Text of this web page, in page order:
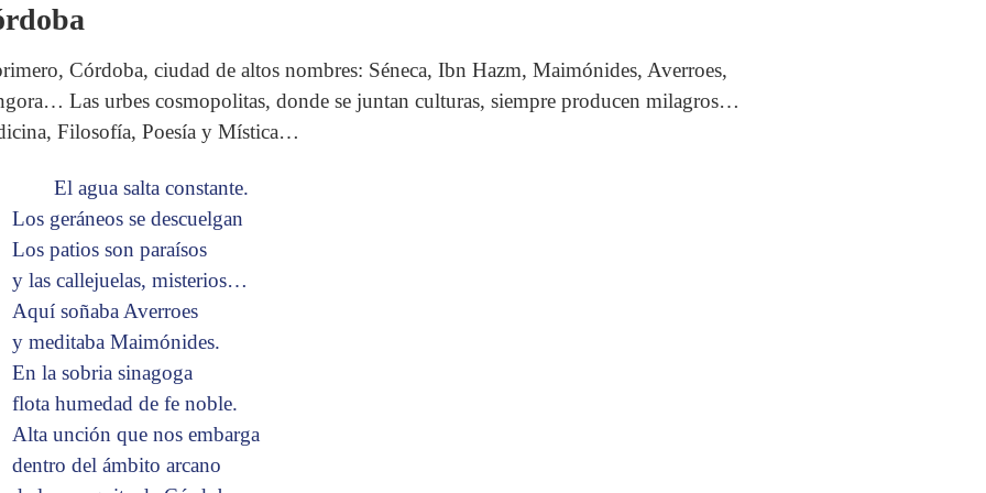
Córdoba, ciudad de altos nombres: Séneca, Ibn Hazm, Maimónides, Averroes,
Las urbes cosmopolitas, donde se juntan culturas, siempre producen milagros…
Filosofía, Poesía y Mística…
El agua salta constante.
Los geráneos se descuelgan
Los patios son paraísos
y las callejuelas, misterios…
Aquí soñaba Averroes
y meditaba Maimónides.
En la sobria sinagoga
flota humedad de fe noble.
Alta unción que nos embarga
dentro del ámbito arcano